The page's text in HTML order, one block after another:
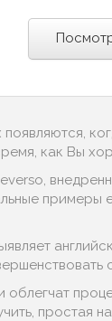
появляются,
как Вы
примеры
облегчат
простая